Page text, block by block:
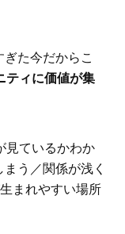
た今だからこ
ティに価値が集
見ているかわか
う／関係が浅く
まれやすい場所